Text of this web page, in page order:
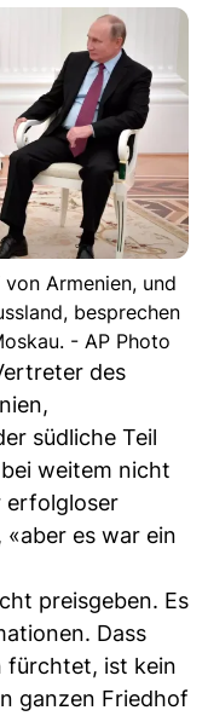
Armenien, und
besprechen
- AP Photo
des
südliche Teil
weitem nicht
erfolgloser
es war ein
preisgeben. Es
Dass
fürchtet, ist kein
ganzen Friedhof